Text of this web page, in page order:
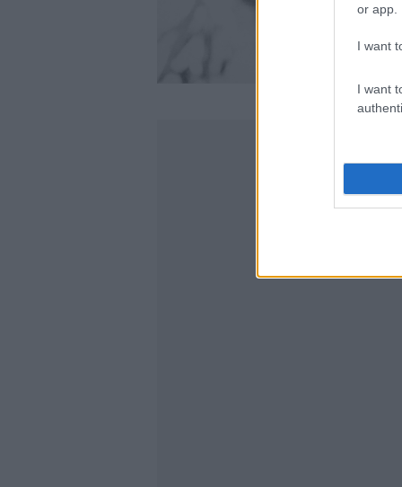
or app.
I want
I want